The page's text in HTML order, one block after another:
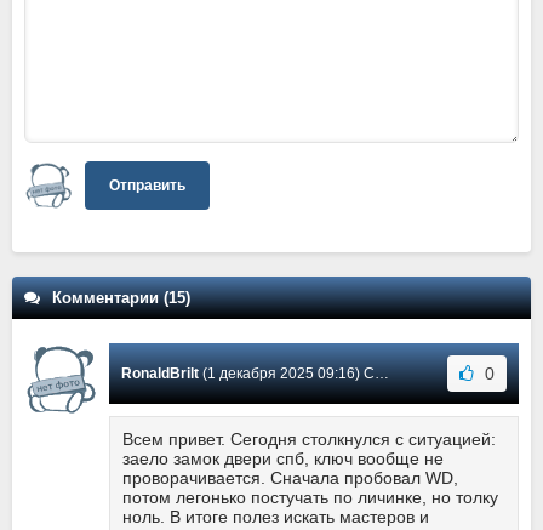
Отправить
Комментарии (15)
RonaldBrilt(1 декабря 2025 09:16) Сообщение #14 0
Всем привет. Сегодня столкнулся с ситуацией:
заело замок двери спб, ключ вообще не
проворачивается. Сначала пробовал WD,
потом легонько постучать по личинке, но толку
ноль. В итоге полез искать мастеров и